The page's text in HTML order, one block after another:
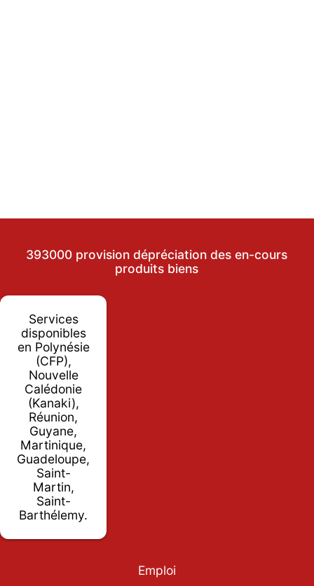
393000 provision dépréciation des en-cours
produits biens
Services
disponibles
en Polynésie
(CFP),
Nouvelle
Calédonie
(Kanaki),
Réunion,
Guyane,
Martinique,
Guadeloupe,
Saint-
Martin,
Saint-
Barthélemy.
Emploi